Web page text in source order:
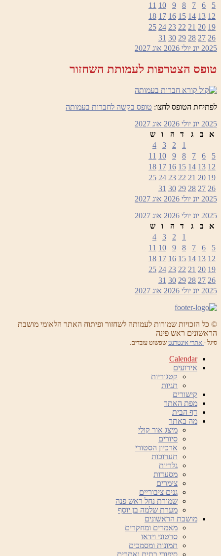
5
6
7
8
9
10
11
12
13
14
15
16
17
18
19
20
21
22
23
24
25
26
27
28
29
30
31
2025 יונ יולי 2026 אוג 2027
טופס הצטרפות לעמותת השחזור
לפתיחת הטופס לחצו: טופס בקשה לחברות בעמותה
2025 יונ יולי 2026 אוג 2027
א
ב ג ד ה ו
ש
1
2
3
4
5
6
7
8
9
10
11
12
13
14
15
16
17
18
19
20
21
22
23
24
25
26
27
28
29
30
31
2025 יונ יולי 2026 אוג 2027
2025 יונ יולי 2026 אוג 2027
א
ב ג ד ה ו
ש
1
2
3
4
5
6
7
8
9
10
11
12
13
14
15
16
17
18
19
20
21
22
23
24
25
26
27
28
29
30
31
2025 יונ יולי 2026 אוג 2027
© כל הזכויות שמורות לעמותה לשחזור ופיתוח האתר הלאומי מושבת
הראשונים ראש פינה
סיגל - אתרי אינטרנט שפשוט עובדים.
Calendar
אירועים
קטגוריות
תגיות
קישורים
מפת האתר
דף הבית
מה באתר
מיצג אור קולי
סיורים
ארכיון הסטורי
תערוכות
גלריות
מסעדות
צימרים
גנים ציבוריים
שמורת נחל ראש פנה
מערת שלמה בן יוסף
מושבת הראשונים
מאמרים ומחקרים
סרטוני וידאו
תמונות ומסמכים
סיפורי בתים ואתרים